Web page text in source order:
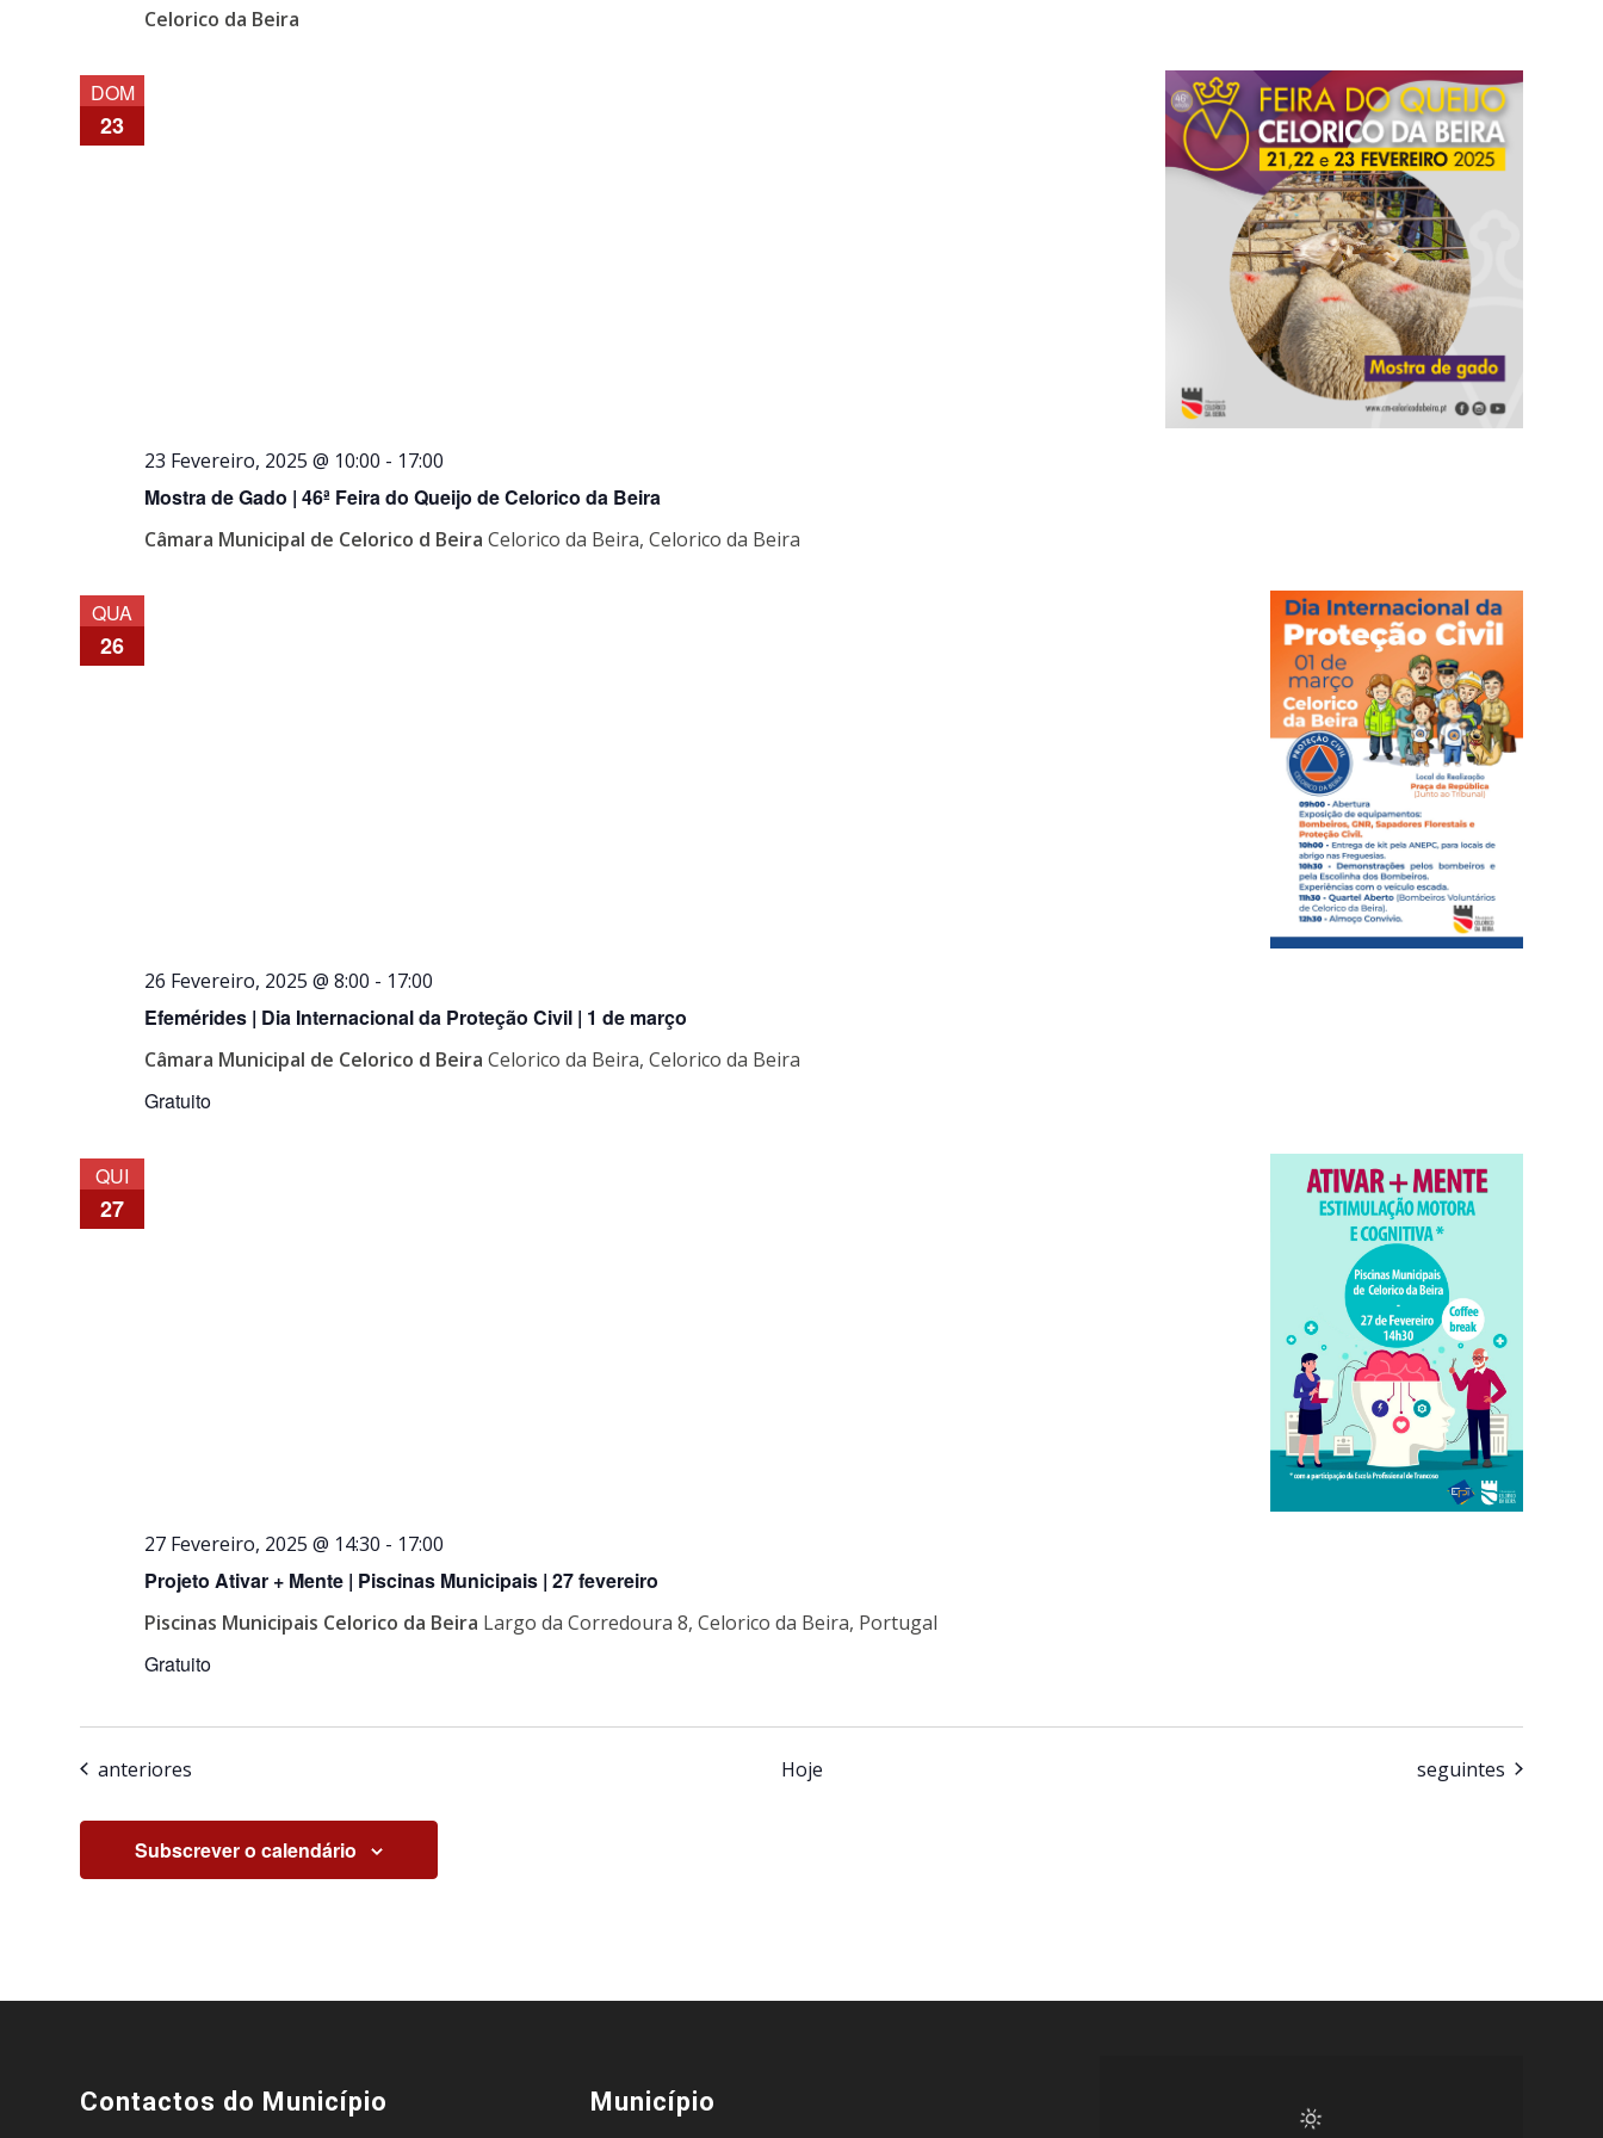
Celorico da Beira
DOM
23
Mostra de Gado | 46ª Feira do Queijo de Celorico da Beira
23 Fevereiro, 2025 @ 10:00 - 17:00
Câmara Municipal de Celorico d Beira Celorico da Beira, Celorico da Beira
QUA
26
Efemérides | Dia Internacional da Proteção Civil | 1 de março
26 Fevereiro, 2025 @ 8:00 - 17:00
Câmara Municipal de Celorico d Beira Celorico da Beira, Celorico da Beira
Gratuito
QUI
27
Projeto Ativar + Mente | Piscinas Municipais | 27 fevereiro
27 Fevereiro, 2025 @ 14:30 - 17:00
Piscinas Municipais Celorico da Beira Largo da Corredoura 8, Celorico da Beira, Portugal
Gratuito
Eventos
anteriores Hoje Eventos
seguintes
Subscrever o calendário
Contactos do Município Município